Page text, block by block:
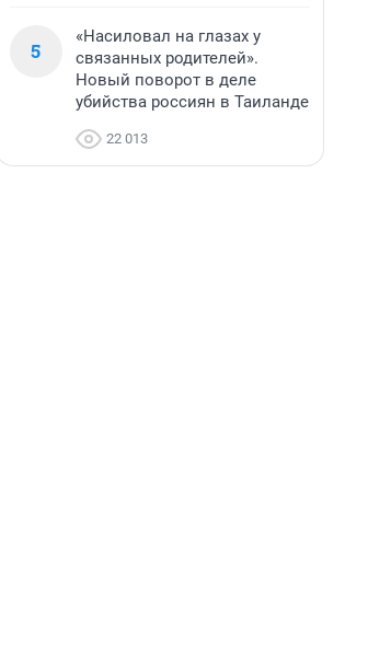
5
«Насиловал на глазах у
связанных родителей».
Новый поворот в деле
убийства россиян в Таиланде
22 013